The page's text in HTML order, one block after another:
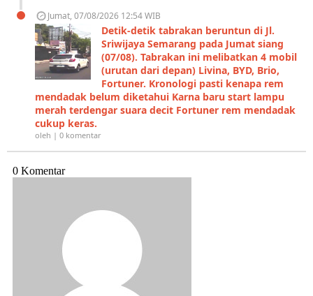
Jumat, 07/08/2026 12:54 WIB
Detik-detik tabrakan beruntun di Jl.
Sriwijaya Semarang pada Jumat siang
(07/08). Tabrakan ini melibatkan 4 mobil
(urutan dari depan) Livina, BYD, Brio,
Fortuner. Kronologi pasti kenapa rem
mendadak belum diketahui Karna baru start lampu
merah terdengar suara decit Fortuner rem mendadak
cukup keras.
oleh | 0 komentar